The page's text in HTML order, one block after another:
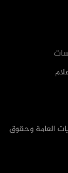
العامة وحقوق